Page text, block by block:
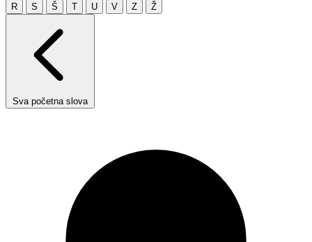
R
S Š T U V Z Ž
Sva početna slova